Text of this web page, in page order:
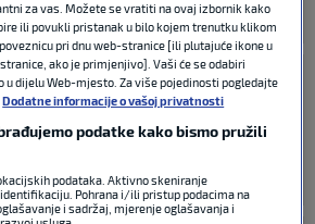
ožu 2026 0
Ljutić zadnja u posljednjem slalomu
sezone, sjajna Shiffrin do Malog
ožu 2026 0
za vas. Možete se vratiti na ovaj izbornik kako
ili povukli pristanak u bilo kojem trenutku klikom
pri dnu web-stranice [ili plutajuće ikone u
ako je primjenjivo]. Vaši će se odabiri
u dijelu Web-mjesto. Za više pojedinosti pogledajte
Dodatne informacije o vašoj privatnosti
podatke kako bismo pružili
podataka. Aktivno skeniranje
Pohrana i/ili pristup podacima na
i sadržaj, mjerenje oglašavanja i